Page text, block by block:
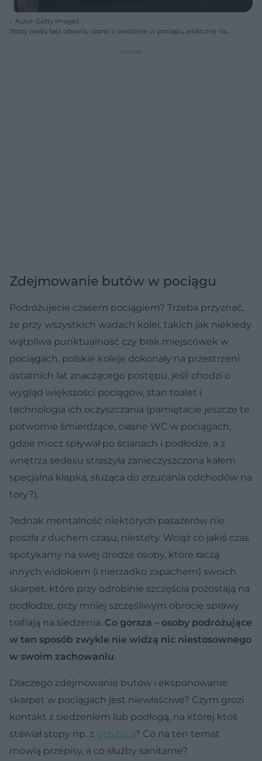
Autor: Getty Images
Stopy osoby bez obuwia, oparte o siedzenie w pociągu, widoczne na
podróżnych i związane z nimi zagrożenia, o których przeczytasz
Zdejmowanie butów w pociągu
Podróżujecie czasem pociągiem? Trzeba przyznać,
że przy wszystkich wadach kolei, takich jak niekiedy
wątpliwa punktualność czy brak miejscówek w
pociągach, polskie koleje dokonały na przestrzeni
ostatnich lat znaczącego postępu, jeśli chodzi o
wygląd większości pociągów, stan toalet i
technologia ich oczyszczania (pamiętacie jeszcze te
potwornie śmierdzące, ciasne WC w pociągach,
gdzie mocz spływał po ścianach i podłodze, a z
wnętrza sedesu straszyła zanieczyszczona kałem
specjalna klapka, służąca do zrzucania odchodów na
tory?).
Jednak mentalność niektórych pasażerów nie
poszła z duchem czasu, niestety. Wciąż co jakiś czas
spotykamy na swej drodze osoby, które raczą
innych widokiem (i nierzadko zapachem) swoich
skarpet, które przy odrobinie szczęścia pozostają na
podłodze, przy mniej szczęśliwym obrocie sprawy
trafiają na siedzenia. Co gorsza – osoby podróżujące
w ten sposób zwykle nie widzą nic niestosownego
w swoim zachowaniu.
Dlaczego zdejmowanie butów i eksponowanie
skarpet w pociągach jest niewłaściwe? Czym grozi
kontakt z siedzeniem lub podłogą, na której ktoś
stawiał stopy np. z grzybicą? Co na ten temat
mówią przepisy, a co służby sanitarne?